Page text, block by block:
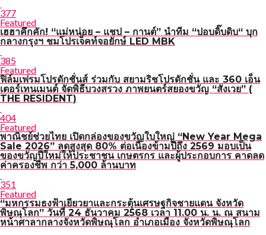
377
Featured
เฮฮาคึกคัก! “แม่หน่อย – แชป – กานต์” นำทีม “ปอบดิ๊บดิบ“ บุก
กลางกรุงฯ ชมโปรเจ็คท์จอยักษ์ LED MBK
385
Featured
ฟิล์มเฟรมโปรดักชั่นส์ ร่วมกับ สยามริชโปรดักชั่น และ 360 เอ็น
เตอร์เทนเมนต์ จัดพิธีบวงสรวง ภาพยนตร์สยองขวัญ “สังเวย” (
THE RESIDENT)
404
Featured
พาณิชย์ช่วยไทย เปิดกล่องของขวัญใบใหญ่ “New Year Mega
Sale 2026” ลดสูงสุด 80% ต่อเนื่องข้ามปีถึง 2569 มอบเป็น
ของขวัญปีใหม่ให้ประชาชน เกษตรกร และผู้ประกอบการ คาดลด
ค่าครองชีพ กว่า 5,000 ล้านบาท
351
Featured
“มหกรรมธงฟ้าเยียวยาและกระตุ้นเศรษฐกิจชายแดน จังหวัด
พิษณุโลก” วันที่ 24 ธันวาคม 2568 เวลา 11.00 น. น. ณ สนาม
หน้าศาลากลางจังหวัดพิษณุโลก อำเภอเมือง จังหวัดพิษณุโลก